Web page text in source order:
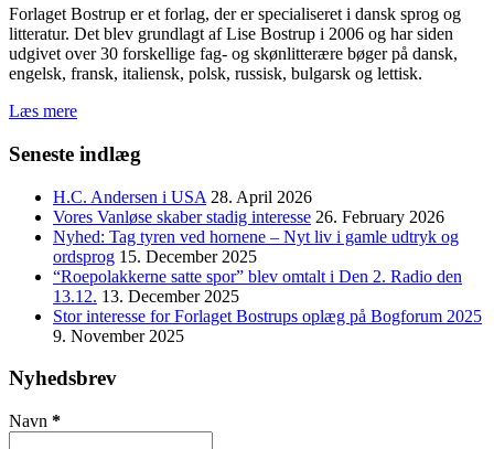
Forlaget Bostrup er et forlag, der er specialiseret i dansk sprog og
litteratur. Det blev grundlagt af Lise Bostrup i 2006 og har siden
udgivet over 30 forskellige fag- og skønlitterære bøger på dansk,
engelsk, fransk, italiensk, polsk, russisk, bulgarsk og lettisk.
Læs mere
Seneste indlæg
H.C. Andersen i USA 28. April 2026
Vores Vanløse skaber stadig interesse 26. February 2026
Nyhed: Tag tyren ved hornene – Nyt liv i gamle udtryk og
ordsprog 15. December 2025
“Roepolakkerne satte spor” blev omtalt i Den 2. Radio den
13.12. 13. December 2025
Stor interesse for Forlaget Bostrups oplæg på Bogforum 2025
9. November 2025
Nyhedsbrev
Navn *